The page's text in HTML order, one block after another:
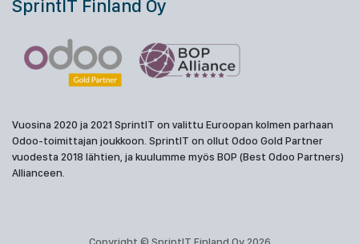
SprintIT Finland Oy
Vuosina 2020 ja 2021 SprintIT on valittu Euroopan kolmen parhaan
Odoo-toimittajan joukkoon. SprintIT on ollut Odoo Gold Partner
vuodesta 2018 lähtien, ja kuulumme myös BOP (Best Odoo Partners)
Allianceen.
Copyright © SprintIT Finland Oy 2026